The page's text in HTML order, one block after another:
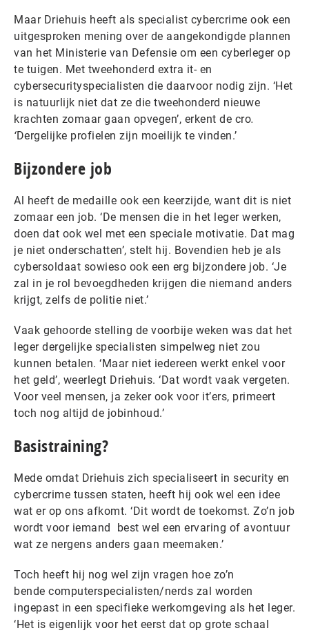
Maar Driehuis heeft als specialist cybercrime ook een
uitgesproken mening over de aangekondigde plannen
van het Ministerie van Defensie om een cyberleger op
te tuigen. Met tweehonderd extra it- en
cybersecurityspecialisten die daarvoor nodig zijn. ‘Het
is natuurlijk niet dat ze die tweehonderd nieuwe
krachten zomaar gaan opvegen’, erkent de cro.
‘Dergelijke profielen zijn moeilijk te vinden.’
Bijzondere job
Al heeft de medaille ook een keerzijde, want dit is niet
zomaar een job. ‘De mensen die in het leger werken,
doen dat ook wel met een speciale motivatie. Dat mag
je niet onderschatten’, stelt hij. Bovendien heb je als
cybersoldaat sowieso ook een erg bijzondere job. ‘Je
zal in je rol bevoegdheden krijgen die niemand anders
krijgt, zelfs de politie niet.’
Vaak gehoorde stelling de voorbije weken was dat het
leger dergelijke specialisten simpelweg niet zou
kunnen betalen. ‘Maar niet iedereen werkt enkel voor
het geld’, weerlegt Driehuis. ‘Dat wordt vaak vergeten.
Voor veel mensen, ja zeker ook voor it’ers, primeert
toch nog altijd de jobinhoud.’
Basistraining?
Mede omdat Driehuis zich specialiseert in security en
cybercrime tussen staten, heeft hij ook wel een idee
wat er op ons afkomt. ‘Dit wordt de toekomst. Zo’n job
wordt voor iemand best wel een ervaring of avontuur
wat ze nergens anders gaan meemaken.’
Toch heeft hij nog wel zijn vragen hoe zo’n
bende computerspecialisten/nerds zal worden
ingepast in een specifieke werkomgeving als het leger.
‘Het is eigenlijk voor het eerst dat op grote schaal